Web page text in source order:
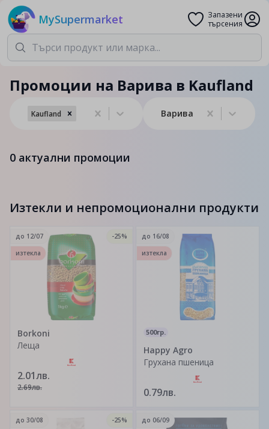
MySupermarket
Запазени
търсения
Промоции на Варива в Kaufland
Kaufland Варива
0 актуални промоции
Изтекли и непромоционални продукти
Borkoni
Леща
2.01лв.
2.69лв.
до 12/07
-25%
изтекла
500гр.
Happy Agro
Грухана пшеница
0.79лв.
до 16/08
изтекла
до 30/08
-25%
до 06/09